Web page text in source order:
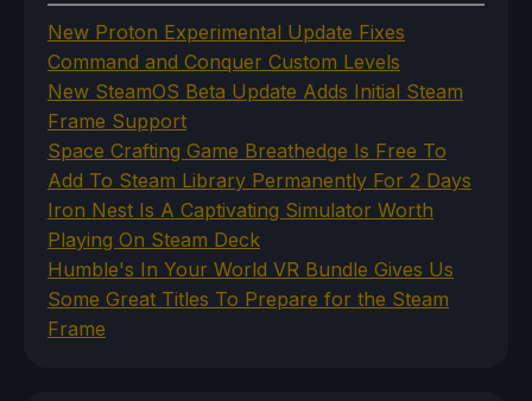
New Proton Experimental Update Fixes
Command and Conquer Custom Levels
New SteamOS Beta Update Adds Initial Steam
Frame Support
Space Crafting Game Breathedge Is Free To
Add To Steam Library Permanently For 2 Days
Iron Nest Is A Captivating Simulator Worth
Playing On Steam Deck
Humble's In Your World VR Bundle Gives Us
Some Great Titles To Prepare for the Steam
Frame